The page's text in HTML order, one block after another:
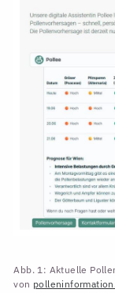
Abb. 1: Aktuelle
von